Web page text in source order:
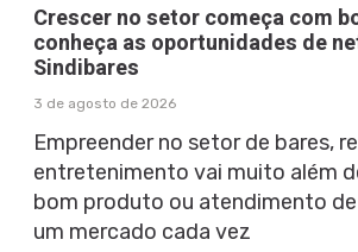
Crescer no setor começa com
conheça as oportunidades de
Sindibares
3 de agosto de 2026
Empreender no setor de bares,
entretenimento vai muito além
bom produto ou atendimento de
um mercado cada vez